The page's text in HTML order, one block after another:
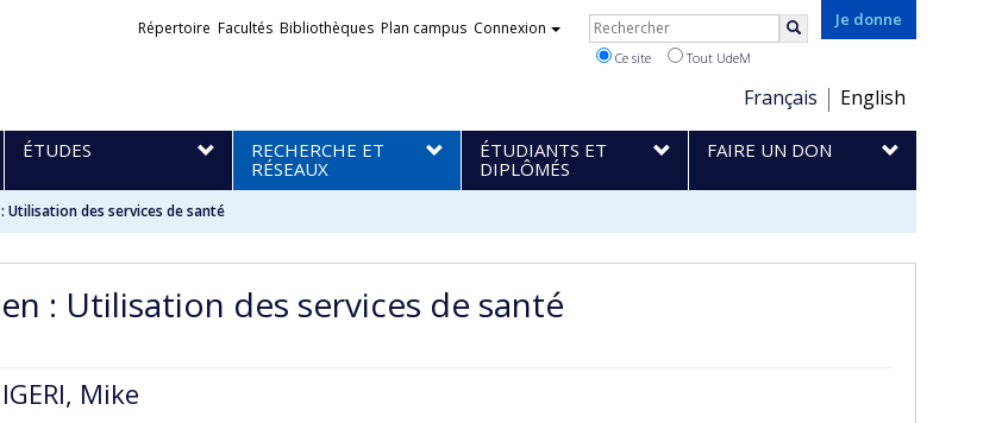
Je donne
Choix
de
la
langue
Français English
Liens
Répertoire Facultés Bibliothèques Plan campus Connexion Rechercher
Ce site Tout UdeM
ÉTUDES
RECHERCHE ET
RÉSEAUX
ÉTUDIANTS ET
DIPLÔMÉS
FAIRE UN DON
Utilisation des services de santé
: Utilisation des services de santé
Mike